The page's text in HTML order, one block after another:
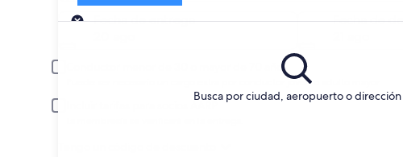
Busca por ciudad, aeropuerto o dirección
Entrega
Fecha de entrega
Fecha de
Conductor menor de 30 o mayor de 70 años
Puede ser necesario un cargo extra por conductor joven o adulto mayor.